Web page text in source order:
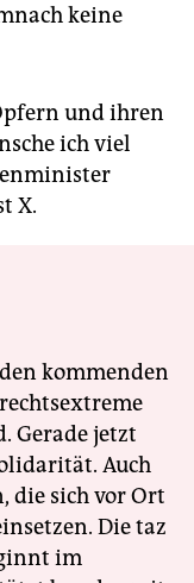
keine
und ihren
ich viel
X.
kommenden
Gerade jetzt
Auch
die sich vor Ort
Die taz
im